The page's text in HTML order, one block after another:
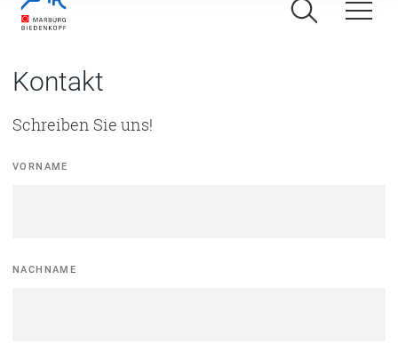
Kontakt
Schreiben Sie uns!
Kontaktformular
VORNAME
NACHNAME